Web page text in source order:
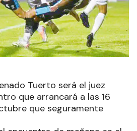
Tuerto será el juez
que arrancará a las 16
que seguramente